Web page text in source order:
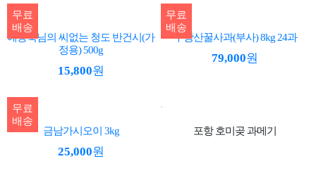
무료
배송
예용숙님의 씨없는 청도 반건시(가
정용) 500g
15,800원
무료
배송
주왕산꿀사과(부사) 8kg 24과
79,000원
무료
배송
금남가시오이 3kg
25,000원
포항 호미곶 과메기